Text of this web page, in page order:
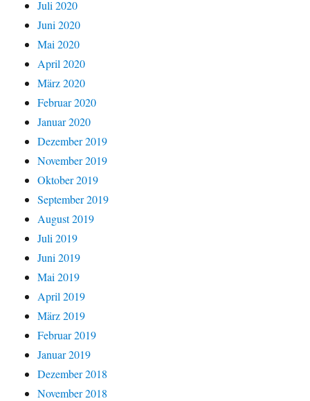
Juli 2020
Juni 2020
Mai 2020
April 2020
März 2020
Februar 2020
Januar 2020
Dezember 2019
November 2019
Oktober 2019
September 2019
August 2019
Juli 2019
Juni 2019
Mai 2019
April 2019
März 2019
Februar 2019
Januar 2019
Dezember 2018
November 2018